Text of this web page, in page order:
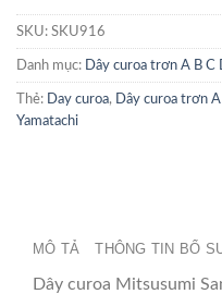
SKU: SKU916
Danh mục: Dây curoa trơn A B C
Thẻ: Day curoa, Dây curoa trơn
Yamatachi
MÔ TẢ THÔNG TIN BỔ
Dây curoa Mitsusumi